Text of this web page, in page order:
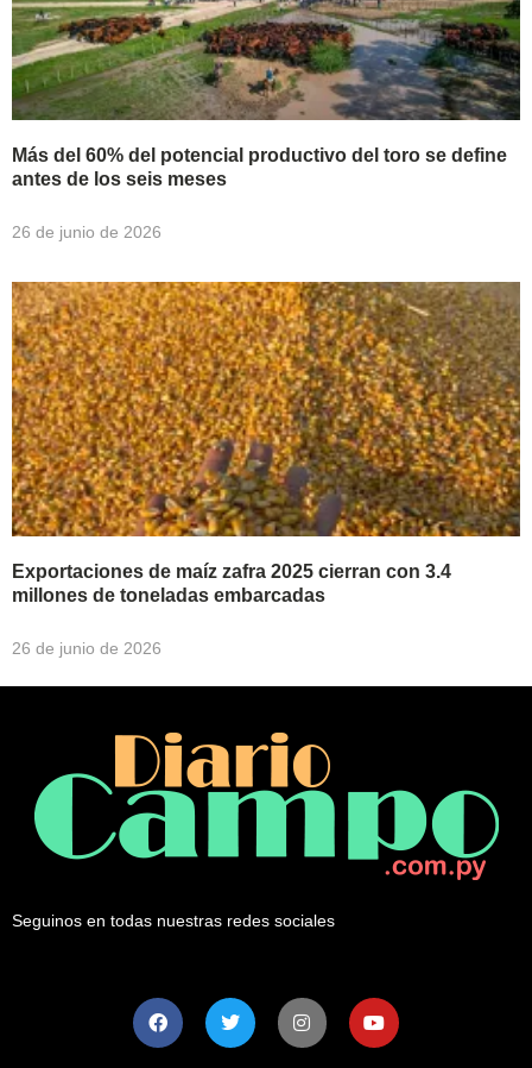
Más del 60% del potencial productivo del toro se define
antes de los seis meses
26 de junio de 2026
Exportaciones de maíz zafra 2025 cierran con 3.4
millones de toneladas embarcadas
26 de junio de 2026
Seguinos en todas nuestras redes sociales